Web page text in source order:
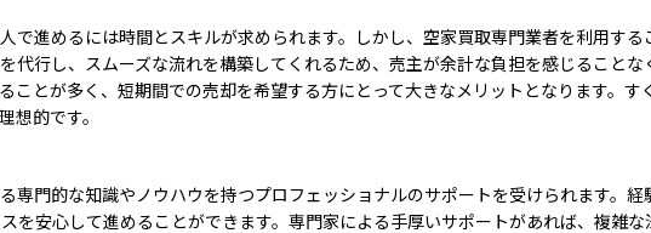
で進めるには時間とスキルが求められます。しかし、空家買取専門業者を利用す
代行し、スムーズな流れを構築してくれるため、売主が余計な負担を感じること
ことが多く、短期間での売却を希望する方にとって大きなメリットとなります。
想的です。
専門的な知識やノウハウを持つプロフェッショナルのサポートを受けられます。
を安心して進めることができます。専門家による手厚いサポートがあれば、複雑